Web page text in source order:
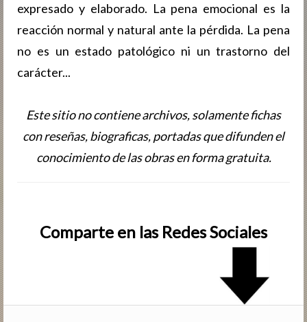
expresado y elaborado. La pena emocional es la
reacción normal y natural ante la pérdida. La pena
no es un estado patológico ni un trastorno del
carácter...
Este sitio no contiene archivos, solamente fichas
con reseñas, biografic­as, portadas que difunden el
conocimiento de las obras en forma gratuita.
Comparte en las Redes Sociales